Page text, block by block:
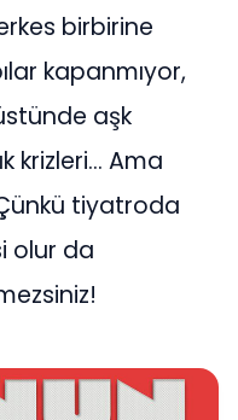
birbirine
kapanmıyor,
aşk
krizleri… Ama
tiyatroda
olur da